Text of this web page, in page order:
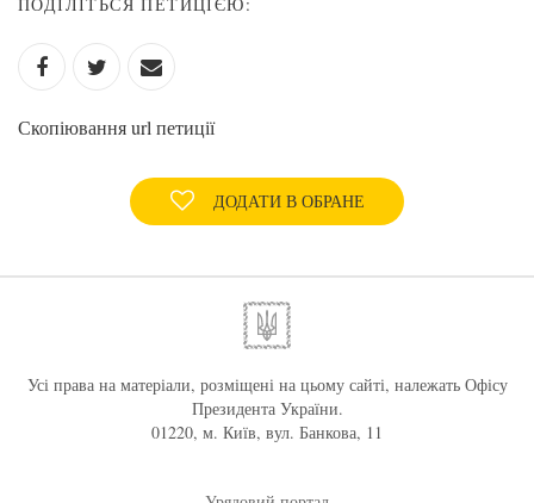
Скопіювання url петиції
ДОДАТИ В ОБРАНЕ
Усі права на матеріали, розміщені на цьому сайті, належать Офісу
Президента України.
01220, м. Київ, вул. Банкова, 11